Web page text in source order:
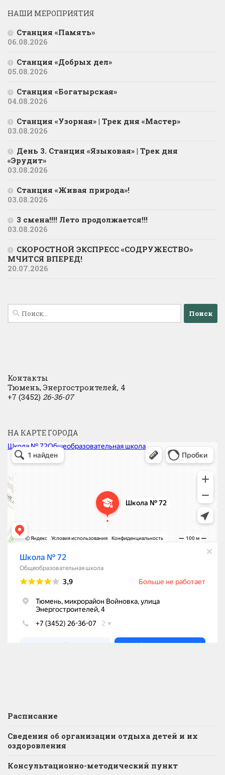
НАШИ МЕРОПРИЯТИЯ
Станция «Память»
06.08.2026
Станция «Добрых дел»
05.08.2026
Станция «Богатырская»
04.08.2026
Станция «Узорная» | Трек дня «Мастер»
03.08.2026
День 3. Станция «Языковая» | Трек дня
«Эрудит»
03.08.2026
Станция «Живая природа»!
03.08.2026
3 смена!!!! Лето продолжается!!!
03.08.2026
СКОРОСТНОЙ ЭКСПРЕСС «СОДРУЖЕСТВО»
МЧИТСЯ ВПЕРЕД!
20.07.2026
Найти:
Контакты
Тюмень, Энергостроителей, 4
+7 (3452) 26-36-07
НА КАРТЕ ГОРОДА
Расписание
Сведения об организации отдыха детей и их
оздоровления
Консультационно-методический пункт